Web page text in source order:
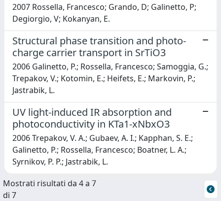
2007 Rossella, Francesco; Grando, D; Galinetto, P;
Degiorgio, V; Kokanyan, E.
Structural phase transition and photo-
charge carrier transport in SrTiO3
2006 Galinetto, P.; Rossella, Francesco; Samoggia, G.;
Trepakov, V.; Kotomin, E.; Heifets, E.; Markovin, P.;
Jastrabik, L.
UV light-induced IR absorption and
photoconductivity in KTa1-xNbxO3
2006 Trepakov, V. A.; Gubaev, A. I.; Kapphan, S. E.;
Galinetto, P.; Rossella, Francesco; Boatner, L. A.;
Syrnikov, P. P.; Jastrabik, L.
Mostrati risultati da 4 a 7
di 7